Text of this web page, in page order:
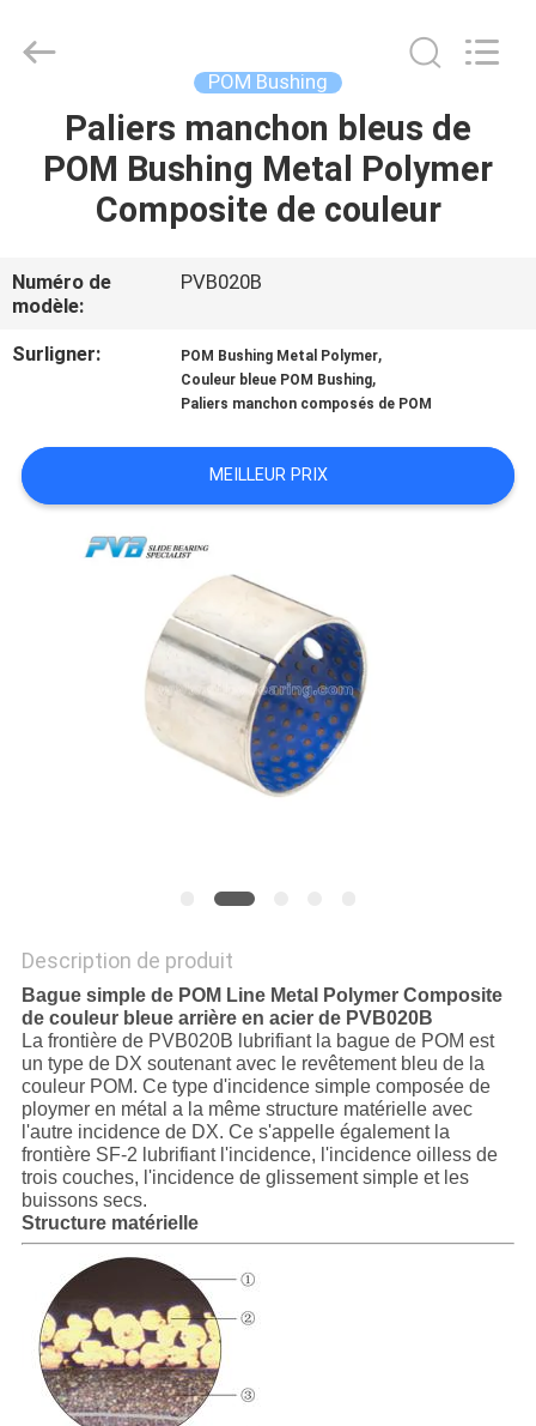
MAISON
PRODUITS
VIDÉOS
LE
SPECTACLE
VR
CONTRÔLE
DE
LA
QUALITÉ
NOUS
CONTACTER
NOUVELLES
LES
AFFAIRES
Sliding
Bearing
POM Bushing
Paliers manchon bleus de
POM Bushing Metal Polymer
Composite de couleur
Numéro de
modèle:
PVB020B
Surligner: POM Bushing Metal Polymer,
Couleur bleue POM Bushing,
Paliers manchon composés de POM
MEILLEUR PRIX
Description de produit
Bague simple de POM Line Metal Polymer Composite
de couleur bleue arrière en acier de PVB020B
La frontière de PVB020B lubrifiant la bague de POM est
un type de DX soutenant avec le revêtement bleu de la
couleur POM. Ce type d'incidence simple composée de
ploymer en métal a la même structure matérielle avec
l'autre incidence de DX. Ce s'appelle également la
frontière SF-2 lubrifiant l'incidence, l'incidence oilless de
trois couches, l'incidence de glissement simple et les
buissons secs.
Structure matérielle